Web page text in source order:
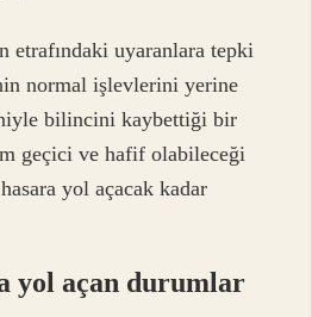
etrafındaki uyaranlara tepki
normal işlevlerini yerine
bilincini kaybettiği bir
geçici ve hafif olabileceği
yol açacak kadar
yol açan durumlar